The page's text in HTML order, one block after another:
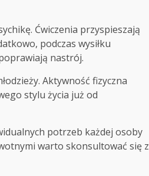
Ćwiczenia przyspieszają
podczas wysiłku
nastrój.
Aktywność fizyczna
stylu życia już od
potrzeb każdej osoby
warto skonsultować się z